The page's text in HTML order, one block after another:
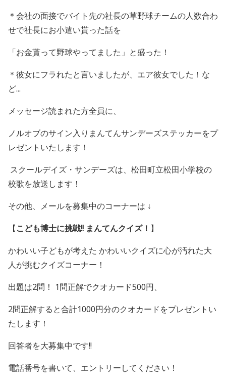
＊会社の面接でバイト先の社長の草野球チームの人数合わ
せで社長にお小遣い貰った話を
「お金貰って野球やってました」と盛った！
＊彼女にフラれたと言いましたが、エア彼女でした！ な
ど...
メッセージ読まれた方全員に、
ノルオブのサイン入り まんてんサンデーズステッカーをプ
レゼントいたします！
スクールデイズ・サンデーズは、 松田町立松田小学校の
校歌を放送します！
その他、メールを募集中のコーナーは ↓
【こども博士に挑戦!! まんてんクイズ！ 】
かわいい子どもが考えた かわいいクイズに心が汚れた大
人が挑むクイズコーナー！
出題は2問！ 1問正解でクオカード500円、
2問正解すると合計1000円分のクオカードをプレゼントい
たします！
回答者を大募集中です!!
電話番号を書いて、エントリーしてください！